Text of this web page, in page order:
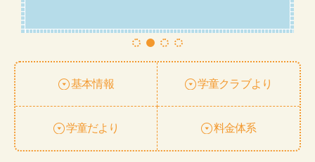
基本情報 学童クラブより
学童だより 料金体系